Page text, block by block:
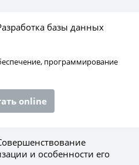
базы данных
программирование
online
и особенности его